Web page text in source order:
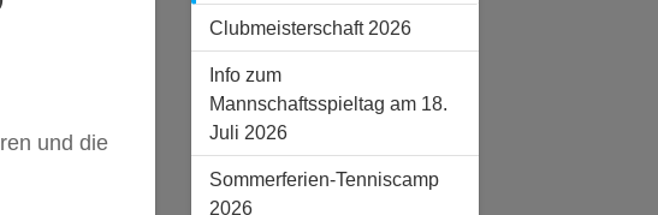
und die
Clubmeisterschaft 2026
Info zum
Mannschaftsspieltag am 18.
Juli 2026
Sommerferien-Tenniscamp
2026